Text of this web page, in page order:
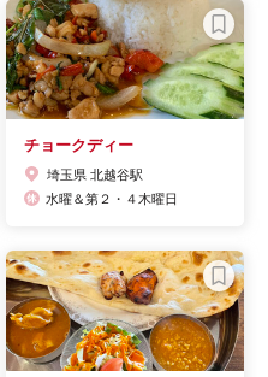
チョークディー
埼玉県 北越谷駅
水曜＆第２・４木曜日